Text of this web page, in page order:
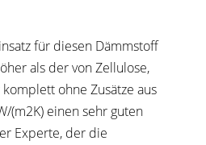
für diesen Dämmstoff
als der von Zellulose,
ohne Zusätze aus
(m2K) einen sehr guten
Experte, der die